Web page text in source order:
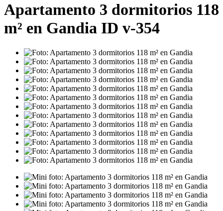
Apartamento 3 dormitorios 118
m² en Gandia ID v-354